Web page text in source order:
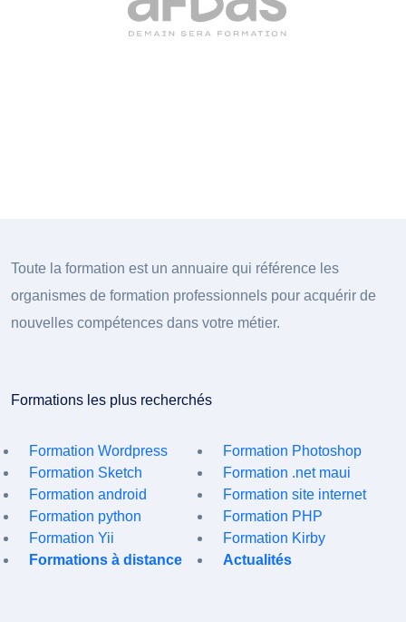
Toute la formation est un annuaire qui référence les
organismes de formation professionnels pour acquérir de
nouvelles compétences dans votre métier.
Formations les plus recherchés
Formation Wordpress
Formation Photoshop
Formation Sketch
Formation .net maui
Formation android
Formation site internet
Formation python
Formation PHP
Formation Yii
Formation Kirby
Formations à distance
Actualités